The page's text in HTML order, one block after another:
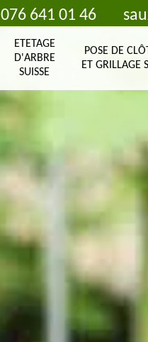
076 641 01 46
ETETAGE
D'ARBRE
SUISSE
POSE DE
ET GRILLAGE